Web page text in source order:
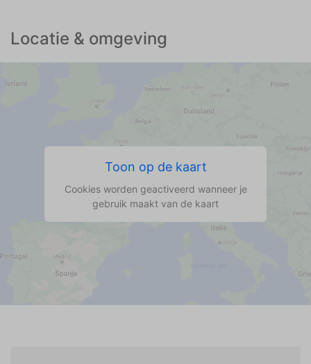
Locatie & omgeving
Toon op de kaart
Cookies worden geactiveerd wanneer je
gebruik maakt van de kaart